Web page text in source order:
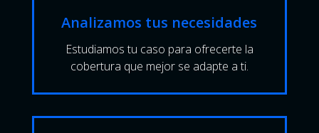
Analizamos tus necesidades
Estudiamos tu caso para ofrecerte la
cobertura que mejor se adapte a ti.